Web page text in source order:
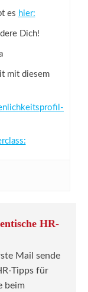
es hier:
Dich!
mit diesem
HR-
Mail sende
Tipps für
beim